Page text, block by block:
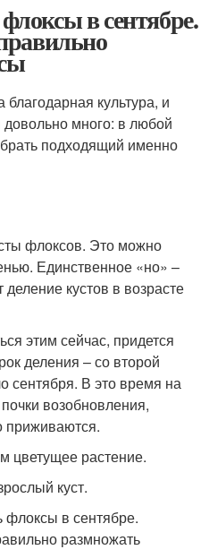
в сентябре.
культура, и
много: в любой
подходящий именно
флоксов. Это можно
Единст­венное «но» –
кустов в возрасте
этим сейчас, придется
деления – со второй
сентября. В это время на
возобновления,
приживаются.
цветущее растение.
куст.